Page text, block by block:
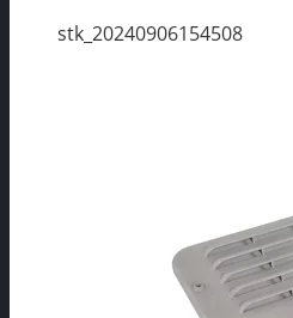
stk_20240906154508